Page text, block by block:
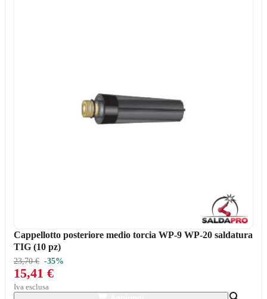
Cappellotto posteriore medio torcia WP-9 WP-20 saldatura
TIG (10 pz)
23,70 € -35%
15,41 €
Iva esclusa